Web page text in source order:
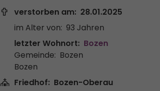
verstorben am: 28.01.2025
im Alter von: 93 Jahren
letzter Wohnort: Bozen
Gemeinde: Bozen
Bozen
Friedhof: Bozen-Oberau